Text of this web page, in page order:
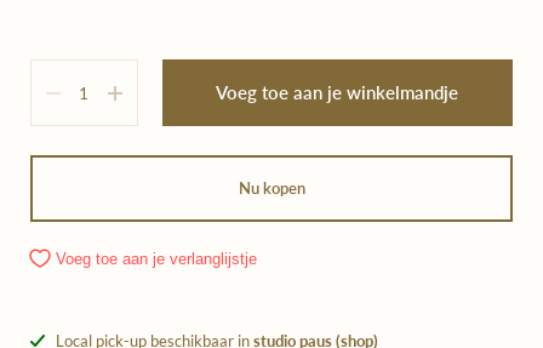
Voeg toe aan je winkelmandje
Nu kopen
Voeg toe aan je verlanglijstje
Local pick-up beschikbaar instudio paus (shop)